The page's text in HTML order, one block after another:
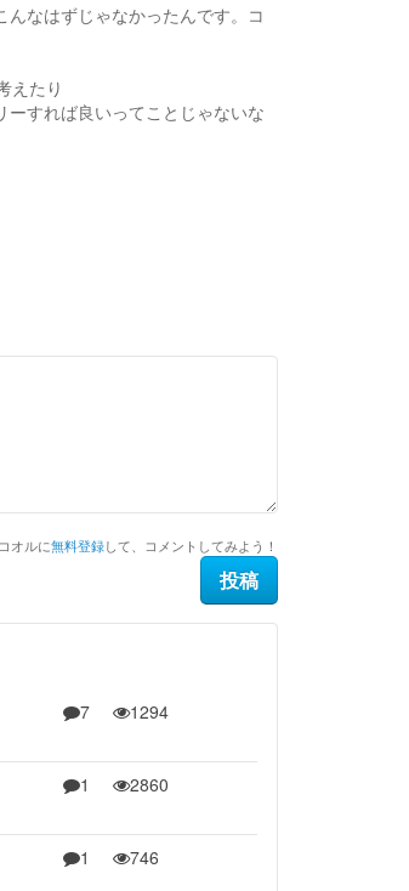
なはずじゃなかったんです。コ
えたり
すれば良いってことじゃないな
オルに無料登録して、コメントしてみよう！
7 1294
1 2860
1 746